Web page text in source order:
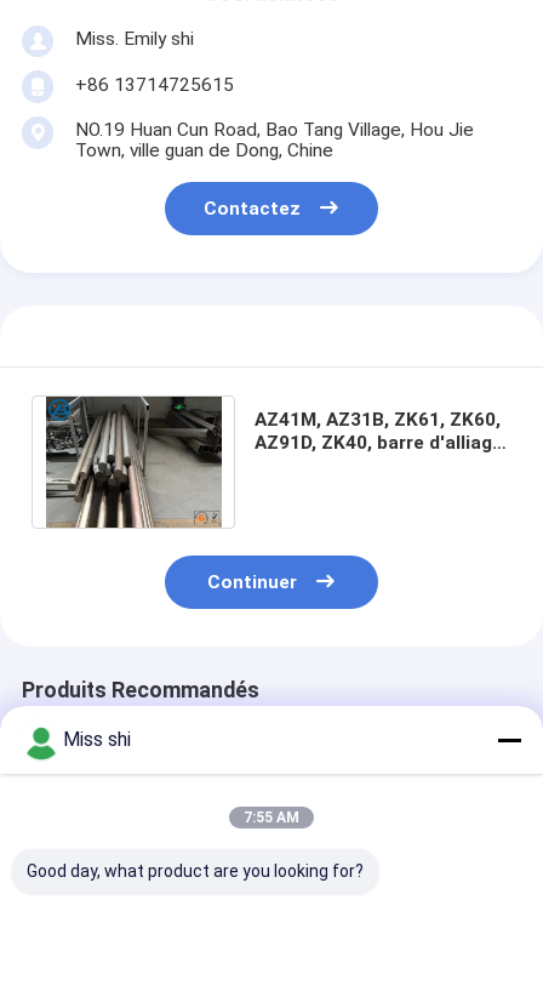
Miss. Emily shi
+86 13714725615
NO.19 Huan Cun Road, Bao Tang Village, Hou Jie
Town, ville guan de Dong, Chine
Contactez
AZ41M, AZ31B, ZK61, ZK60,
AZ91D, ZK40, barre d'alliage
Continuer
Produits Recommandés
Miss shi
7:55 AM
Good day, what product are you looking for?